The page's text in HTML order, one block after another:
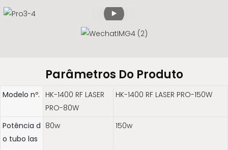
Parâmetros Do Produto
Modelo nº.
HK-1400 RF LASER
PRO-80W
HK-1400 RF LASER PRO-150W
Potência d
o tubo las
80w 150w